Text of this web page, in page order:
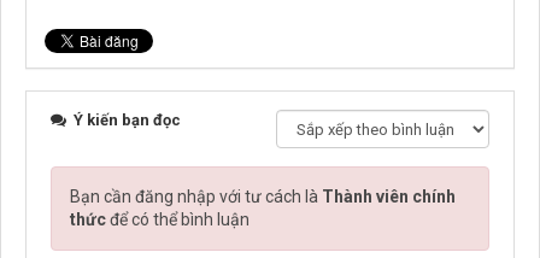
Ý kiến bạn đọc
Bạn cần đăng nhập với tư cách là Thành viên chính
thứcđể có thể bình luận